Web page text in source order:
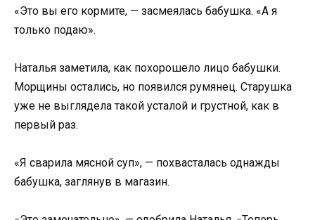
«Это вы его кормите, — засмеялась бабушка. «А я
только подаю».
Наталья заметила, как похорошело лицо бабушки.
Морщины остались, но появился румянец. Старушка
уже не выглядела такой усталой и грустной, как в
первый раз.
«Я сварила мясной суп», — похвасталась однажды
бабушка, заглянув в магазин.